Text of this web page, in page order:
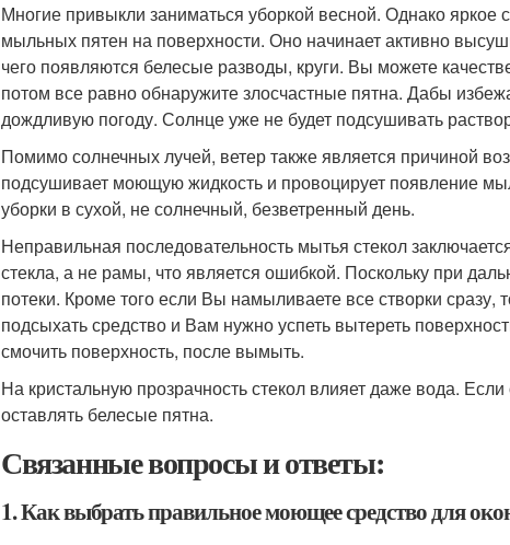
Многие привыкли заниматься уборкой весной. Однако
мыльных пятен на поверхности. Оно начинает активно
чего появляются белесые разводы, круги. Вы можете
потом все равно обнаружите злосчастные пятна. Дабы
дождливую погоду. Солнце уже не будет подсушивать
Помимо солнечных лучей, ветер также является причиной
подсушивает моющую жидкость и провоцирует появление
уборки в сухой, не солнечный, безветренный день.
Неправильная последовательность мытья стекол
стекла, а не рамы, что является ошибкой. Поскольку при
потеки. Кроме того если Вы намыливаете все створки сразу,
подсыхать средство и Вам нужно успеть вытереть
смочить поверхность, после вымыть.
На кристальную прозрачность стекол влияет даже вода.
оставлять белесые пятна.
Связанные вопросы и ответы:
1. Как выбрать правильное моющее средство для